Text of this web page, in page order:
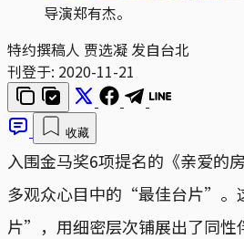
导演郑有杰。
特约撰稿人 贾选凝 发自台北
刊登于: 2020-11-21
收藏
入围金马奖6项提名的《亲爱的
多观众心目中的“最佳台片”。
片”，用细密层次铺展出了同性